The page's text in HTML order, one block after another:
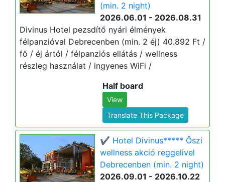
(min. 2 night)
2026.06.01 - 2026.08.31
Divinus Hotel pezsdítő nyári élmények
félpanzióval Debrecenben (min. 2 éj) 40.892 Ft /
fő / éj ártól / félpanziós ellátás / wellness
részleg használat / ingyenes WiFi /
Half board
View
Translate This Package
✔️ Hotel Divinus***** Őszi
wellness akció reggelivel
Debrecenben (min. 2 night)
2026.09.01 - 2026.10.22